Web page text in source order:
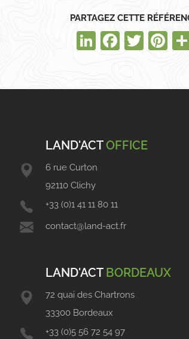
PARTAGEZ CETTE
LinkedIn
LAND'ACTOFFICE
6 rue Curton
92110 Clichy
+33 (0)1 41 11 80 11
contact@land-act.fr
LAND'ACT BORDEAUX
72 quai des Chartrons
33300 Bordeaux
+33 (0)5 56 72 54 97